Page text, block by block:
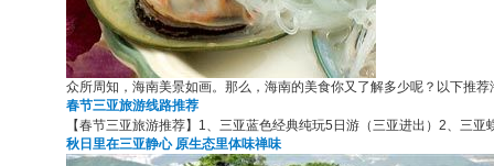
众所周知，海南美景如画。那么，海南的美食你又了解多少呢？以下推
春节三亚旅游线路推荐
【春节三亚旅游推荐】1、三亚蓝色经典纯玩5日游（三亚进出）2、三
秋日里在三亚静心 原生态里体味禅味